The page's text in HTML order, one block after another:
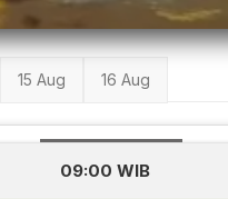
15 Aug 16 Aug
09:00 WIB